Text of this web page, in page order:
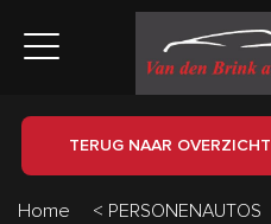
TERUG NAAR OVERZICHT
Home < PERSONENAUTOS